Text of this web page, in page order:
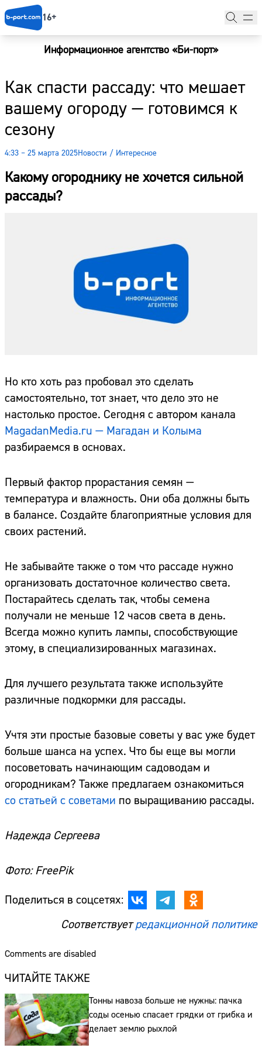
16+
Информационное агентство «Би-порт»
Как спасти рассаду: что мешает
вашему огороду — готовимся к
сезону
4:33 – 25 марта 2025Новости / Интересное
Какому огороднику не хочется сильной
рассады?
Но кто хоть раз пробовал это сделать
самостоятельно, тот знает, что дело это не
настолько простое. Сегодня с автором канала
MagadanMedia.ru — Магадан и Колыма
разбираемся в основах.
Первый фактор прорастания семян —
температура и влажность. Они оба должны быть
в балансе. Создайте благоприятные условия для
своих растений.
Не забывайте также о том что рассаде нужно
организовать достаточное количество света.
Постарайтесь сделать так, чтобы семена
получали не меньше 12 часов света в день.
Всегда можно купить лампы, способствующие
этому, в специализированных магазинах.
Для лучшего результата также используйте
различные подкормки для рассады.
Учтя эти простые базовые советы у вас уже будет
больше шанса на успех. Что бы еще вы могли
посоветовать начинающим садоводам и
огородникам? Также предлагаем ознакомиться
со статьей с советами по выращиванию рассады.
Надежда Сергеева
Фото: FreePik
Поделиться в соцсетях:
Соответствуетредакционной политике
Comments are disabled
ЧИТАЙТЕ ТАКЖЕ
Тонны навоза больше не нужны: пачка
соды осенью спасает грядки от грибка и
делает землю рыхлой
Новости
Наши гости
Фоторепортажи
Погода
Курсы валют